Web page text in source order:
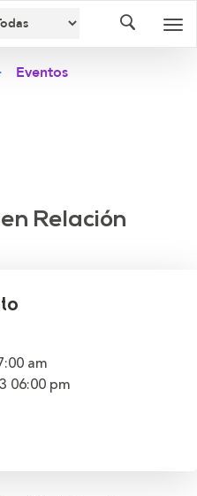
Eventos
Relación
am
06:00 pm